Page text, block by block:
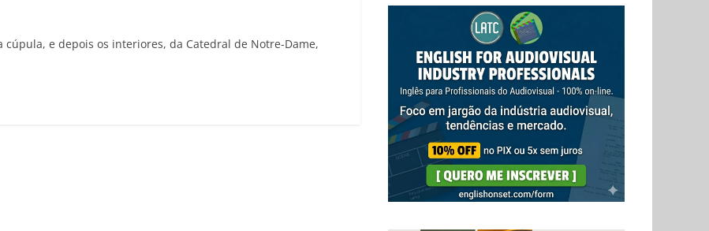
cúpula, e depois os interiores, da Catedral de Notre-Dame,